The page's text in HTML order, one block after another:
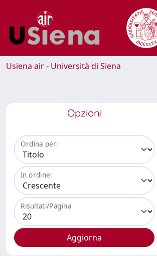
Usiena air - Università di Siena
Opzioni
Ordina per:
In ordine:
Risultati/Pagina